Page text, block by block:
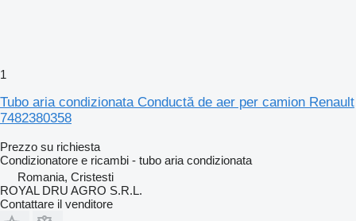
1
Tubo aria condizionata Conductă de aer per camion Renault
7482380358
Prezzo su richiesta
Condizionatore e ricambi - tubo aria condizionata
Romania, Cristesti
ROYAL DRU AGRO S.R.L.
Contattare il venditore